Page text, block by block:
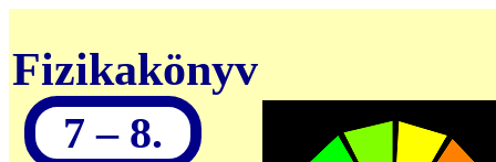
Fizikakönyv
7 – 8.